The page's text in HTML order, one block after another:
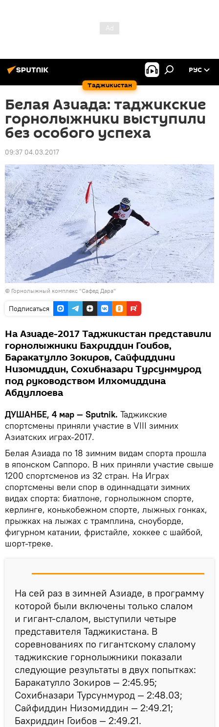
Таджикистан
РУС
Белая Азиада: таджикские
горнолыжники выступили
без особого успеха
09:37 04.03.2017
© Горнолыжный комплекс "Сафед Дара"
Подписаться
На Азиаде-2017 Таджикистан представили
горнолыжники Бахриддин Гоибов,
Баракатулло Зокиров, Сайфиддини
Низомиддин, Сохибназари Турсунмурод
под руководством Илхомиддина
Абдуллоева
ДУШАНБЕ, 4 мар — Sputnik. Таджикские
спортсмены приняли участие в VIII зимних
Азиатских играх-2017.
Белая Азиада по 18 зимним видам спорта прошла
в японском Саппоро. В них приняли участие свыше
1200 спортсменов из 32 стран. На Играх
спортсмены вели спор в одиннадцати зимних
видах спорта: биатлоне, горнолыжном спорте,
керлинге, конькобежном спорте, лыжных гонках,
прыжках на лыжах с трамплина, сноуборде,
фигурном катании, фристайле, хоккее с шайбой,
шорт-треке.
На сей раз в зимней Азиаде, в программу
которой были включены только слалом
и гигант-слалом, выступили четыре
представителя Таджикистана. В
соревнованиях по гигантскому слалому
таджикские горнолыжники показали
следующие результаты в двух попытках:
Баракатулло Зокиров — 2:45.95;
Сохибназари Турсунмурод — 2:48.03;
Сайфиддин Низомиддин — 2:49.21;
Бахриддин Гоибов — 2:49.21.